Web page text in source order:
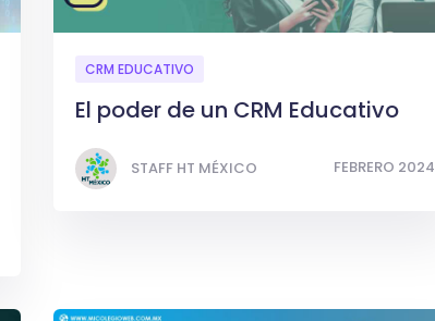
CRM EDUCATIVO
El poder de un CRM Educativo
STAFF HT MÉXICO FEBRERO 2024